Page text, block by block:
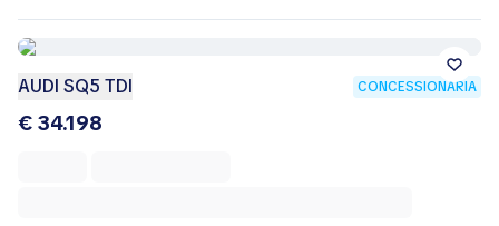
AUDI SQ5 TDI CONCESSIONÁRIA
€ 34.198